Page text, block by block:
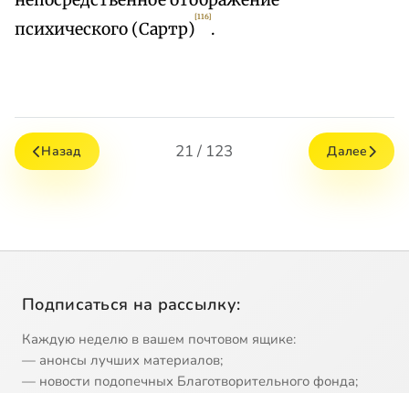
психического (Сартр)
[116]
.
Назад 21 / 123 Далее
Подписаться на рассылку:
Каждую неделю в вашем почтовом ящике:
— анонсы лучших материалов;
— новости подопечных Благотворительного фонда;